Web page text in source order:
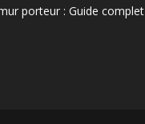
porteur : Guide complet